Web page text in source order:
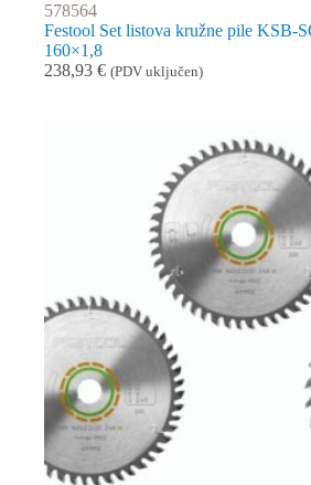
578564
Festool Set listova kružne pile KSB-
160×1,8
238,93 € (PDV uključen)